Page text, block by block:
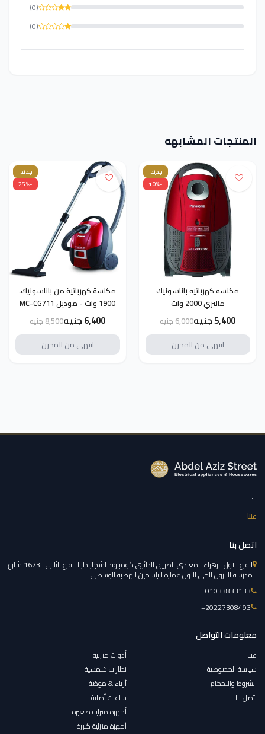
(0)
(0)
المنتجات المشابهه
جديد
-10%
مكنسه كهربائيه باناسونيك
ماليزي 2000 وات
5,400 جنيه
6,000 جنيه
انتهى من المخزن
جديد
-25%
مكنسة كهربائية من باناسونيك،
1900 وات - موديل MC-CG711
6,400 جنيه
8,500 جنيه
انتهى من المخزن
...
عننا
اتصل بنا
الفرع الاول : زهراء المعادي الطريق الدائري كومباوند اشجار دارنا الفرع الثاني : 1673 شارع
مدرسه البارون الحي الاول عماره الياسمين الهضبة الوسطي
01033833133
‎+20227308493
معلومات التواصل
عننا
سياسة الخصوصية
الشروط والاحكام
اتصل بنا
أدوات منزلية
نظارات شمسية
أزياء & موضة
ساعات أصلية
أجهزة منزلية صغيرة
أجهزة منزلية كبيرة